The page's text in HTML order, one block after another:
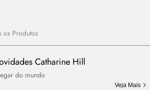
os Produtos
Catharine Hill
do mundo
Veja Mais